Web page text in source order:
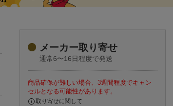
楽天チケット
エンタメニュース
推し楽
メーカー取り寄せ
通常6〜16日程度で発送
商品確保が難しい場合、3週間程度でキャン
セルとなる可能性があります。
取り寄せに関して